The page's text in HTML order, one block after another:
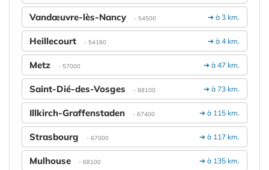
➔ à 3 km.
Vandœuvre-lès-Nancy - 54500
➔ à 4 km.
Heillecourt - 54180
➔ à 47 km.
Metz - 57000
➔ à 73 km.
Saint-Dié-des-Vosges - 88100
➔ à 115 km.
Illkirch-Graffenstaden - 67400
➔ à 117 km.
Strasbourg - 67000
➔ à 135 km.
Mulhouse - 68100